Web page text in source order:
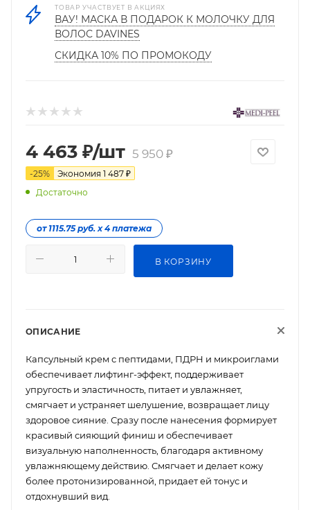
ТОВАР УЧАСТВУЕТ В АКЦИЯХ
ВАУ! МАСКА В ПОДАРОК К МОЛОЧКУ ДЛЯ
ВОЛОС DAVINES
СКИДКА 10% ПО ПРОМОКОДУ
4 463 ₽/шт 5 950₽
-25% Экономия 1 487 ₽
Достаточно
от 1115.75 руб. х 4 платежа
В КОРЗИНУ
ОПИСАНИЕ
Капсульный крем с пептидами, ПДРН и микроиглами
обеспечивает лифтинг-эффект, поддерживает
упругость и эластичность, питает и увлажняет,
смягчает и устраняет шелушение, возвращает лицу
здоровое сияние. Сразу после нанесения формирует
красивый сияющий финиш и обеспечивает
визуальную наполненность, благодаря активному
увлажняющему действию. Смягчает и делает кожу
более протонизированной, придает ей тонус и
отдохнувший вид.